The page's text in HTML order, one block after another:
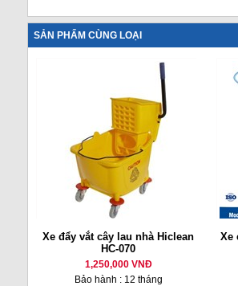
SẢN PHẨM CÙNG LOẠI
Xe đẩy vắt cây lau nhà Hiclean
HC-070
1,250,000 VNĐ
Bảo hành : 12 tháng
Xe